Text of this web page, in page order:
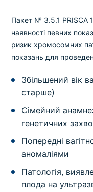
Пакет № 3.5.1 PRISCA
наявності певних
ризик хромосомних
показань для
Збільшений вік
старше)
Сімейний
генетичних
Попередні
аномаліями
Патологія,
плода на